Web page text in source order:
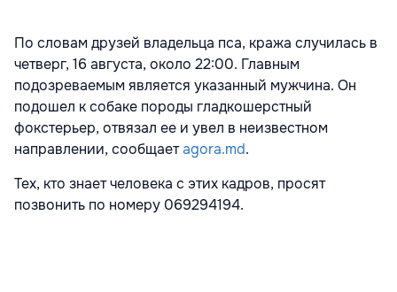
По словам друзей владельца пса, кража случилась в
четверг, 16 августа, около 22:00. Главным
подозреваемым является указанный мужчина. Он
подошел к собаке породы гладкошерстный
фокстерьер, отвязал ее и увел в неизвестном
направлении, сообщаетagora.md.
Тех, кто знает человека с этих кадров, просят
позвонить по номеру 069294194.